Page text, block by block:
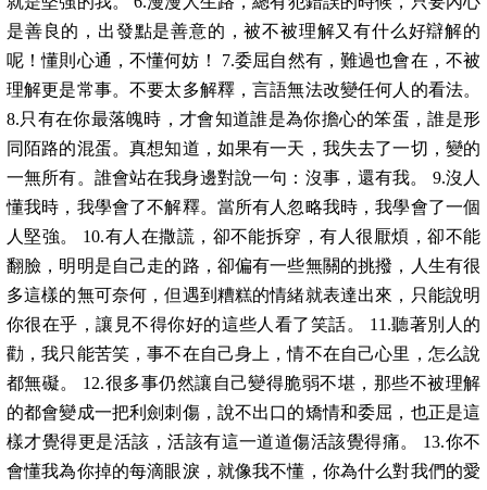
是善良的，出發點是善意的，被不被理解又有什么好辯解的
呢！懂則心通，不懂何妨！ 7.委屈自然有，難過也會在，不被
理解更是常事。不要太多解釋，言語無法改變任何人的看法。
8.只有在你最落魄時，才會知道誰是為你擔心的笨蛋，誰是形
同陌路的混蛋。真想知道，如果有一天，我失去了一切，變的
一無所有。誰會站在我身邊對說一句：沒事，還有我。 9.沒人
懂我時，我學會了不解釋。當所有人忽略我時，我學會了一個
人堅強。 10.有人在撒謊，卻不能拆穿，有人很厭煩，卻不能
翻臉，明明是自己走的路，卻偏有一些無關的挑撥，人生有很
多這樣的無可奈何，但遇到糟糕的情緒就表達出來，只能說明
你很在乎，讓見不得你好的這些人看了笑話。 11.聽著別人的
勸，我只能苦笑，事不在自己身上，情不在自己心里，怎么說
都無礙。 12.很多事仍然讓自己變得脆弱不堪，那些不被理解
的都會變成一把利劍刺傷，說不出口的矯情和委屈，也正是這
樣才覺得更是活該，活該有這一道道傷活該覺得痛。 13.你不
會懂我為你掉的每滴眼淚，就像我不懂，你為什么對我們的愛